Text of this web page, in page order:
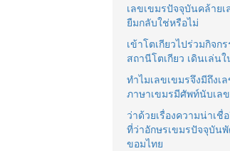
เลขเขมรปัจจุบันคล้ายเ
ยืมกลับใช่หรือไม่
เข้าโตเกียวไปร่วมกิจก
สถานีโตเกียว เดินเล่น
ทำไมเลขเขมรจึงมีถึงเ
ภาษาเขมรมีศัพท์นับเล
ว่าด้วยเรื่องความน่าเชื่
ที่ว่าอักษรเขมรปัจจุบัน
ขอมไทย